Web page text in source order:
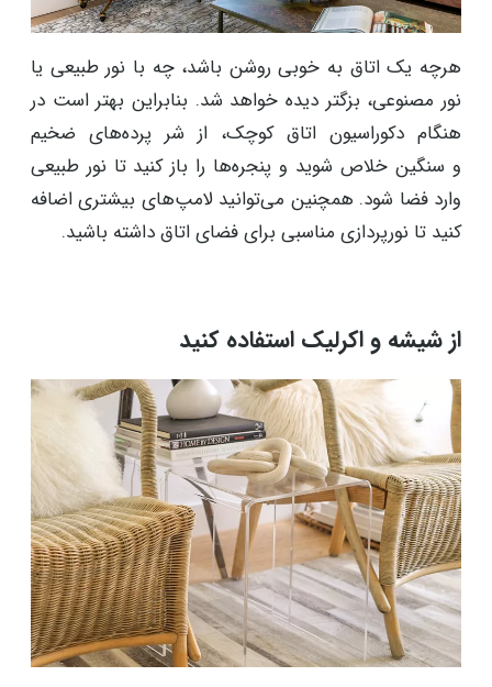
هرچه یک اتاق به خوبی روشن باشد، چه با نور طبیعی یا
نور مصنوعی، بزگتر دیده خواهد شد. بنابراین بهتر است در
هنگام دکوراسیون اتاق کوچک، از شر پرده‌های ضخیم
و سنگین خلاص شوید و پنجره‌ها را باز کنید تا نور طبیعی
وارد فضا شود. همچنین می‌توانید لامپ‌های بیشتری اضافه
کنید تا نورپردازی مناسبی برای فضای اتاق داشته باشید.
از شیشه و اکرلیک استفاده کنید